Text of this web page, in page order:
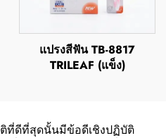
แปรงสีฟัน TB-8817
TRILEAF (แข็ง)
ที่ดีที่สุดนั้นมีข้อดีเชิงปฏิบัติ